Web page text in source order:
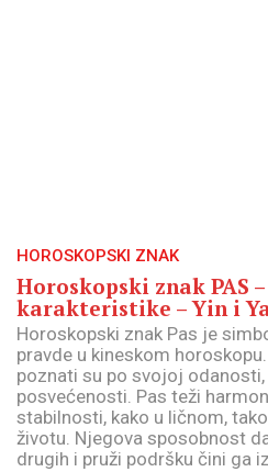
HOROSKOPSKI ZNAK
Horoskopski znak PAS
karakteristike – Yin i
Horoskopski znak Pas je
pravde u kineskom
poznati su po svojoj
posvećenosti. Pas teži
stabilnosti, kako u ličnom,
životu. Njegova sposobnost
drugih i pruži podršku čini ga